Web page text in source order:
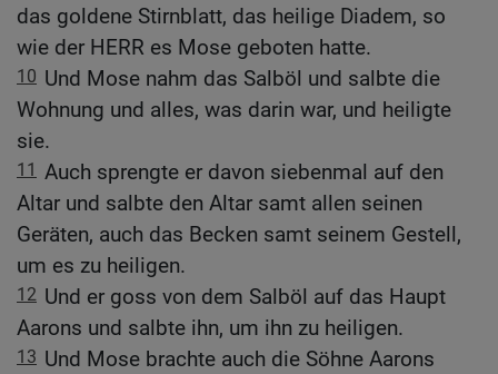
das goldene Stirnblatt, das heilige Diadem, so
wie der HERR es Mose geboten hatte.
10 Und Mose nahm das Salböl und salbte die
Wohnung und alles, was darin war, und heiligte
sie.
11 Auch sprengte er davon siebenmal auf den
Altar und salbte den Altar samt allen seinen
Geräten, auch das Becken samt seinem Gestell,
um es zu heiligen.
12 Und er goss von dem Salböl auf das Haupt
Aarons und salbte ihn, um ihn zu heiligen.
13 Und Mose brachte auch die Söhne Aarons